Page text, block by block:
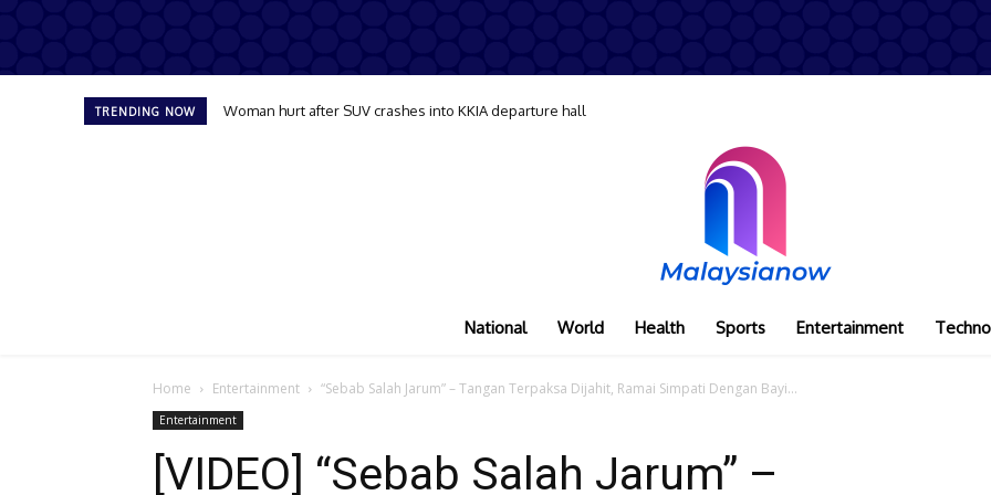
TRENDING NOW Woman hurt after SUV crashes into KKIA departure hall
National World Health Sports Entertainment
Home Entertainment “Sebab Salah Jarum” – Tangan Terpaksa Dijahit, Ramai Simpati Dengan Bayi...
Entertainment
[VIDEO] “Sebab Salah Jarum” –